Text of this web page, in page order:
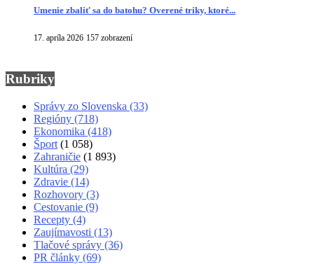
Umenie zbaliť sa do batohu? Overené triky, ktoré...
17. apríla 2026 157 zobrazení
Rubriky
Správy zo Slovenska (33)
Regióny (718)
Ekonomika (418)
Šport (1 058)
Zahraničie (1 893)
Kultúra (29)
Zdravie (14)
Rozhovory (3)
Cestovanie (9)
Recepty (4)
Zaujímavosti (13)
Tlačové správy (36)
PR články (69)